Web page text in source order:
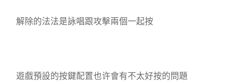
解除的法法是詠唱跟攻擊兩個一起按
遊戲預設的按鍵配置也许會有不太好按的問題